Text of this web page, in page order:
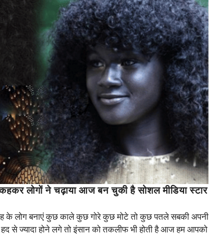
लोगों ने चढ़ाया आज बन चुकी है सोशल मीडिया स्टार
के लोग बनाएं कुछ काले कुछ गोरे कुछ मोटे तो कुछ पतले सबकी अपनी
से ज्यादा होने लगे तो इंसान को तकलीफ भी होती है आज हम आपको